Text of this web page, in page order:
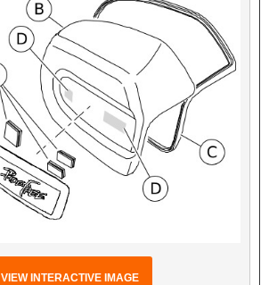
VIEW INTERACTIVE IMAGE